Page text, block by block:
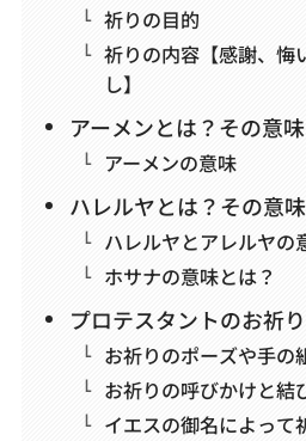
祈りの目的
祈りの内容【感謝、悔
し】
アーメンとは？その意
アーメンの意味
ハレルヤとは？その意
ハレルヤとアレルヤの
ホサナの意味とは？
プロテスタントのお祈
お祈りのポーズや手の
お祈りの呼びかけと結
イエスの御名によって